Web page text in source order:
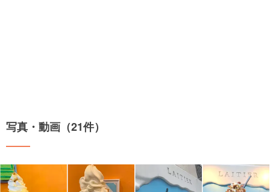
写真・動画（21件）